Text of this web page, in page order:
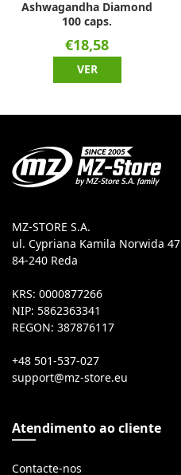
Ashwagandha Diamond
100 caps.
€18,58
VER
MZ-STORE S.A.
ul. Cypriana Kamila Norwida 47
84-240 Reda
KRS: 0000877266
NIP: 5862363341
REGON: 387876117
+48 501-537-027
Atendimento ao cliente
Contacte-nos